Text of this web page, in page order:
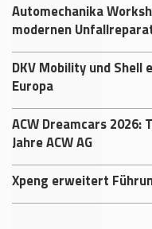
Automechanika
modernen
DKV Mobility und
Europa
ACW Dreamcars 2026:
Jahre ACW AG
Xpeng erweitert